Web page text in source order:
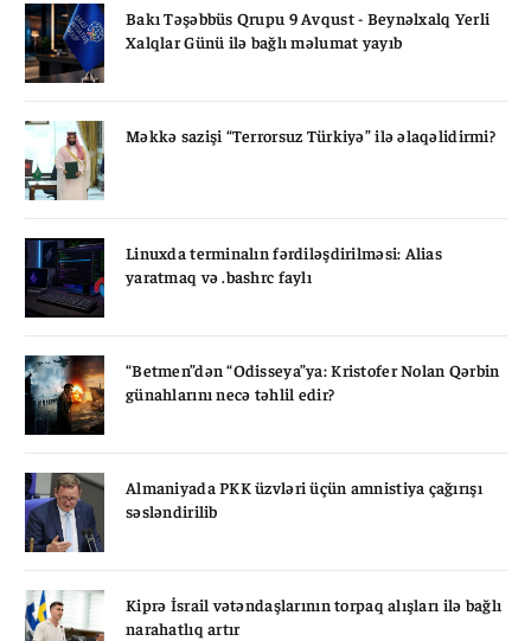
Bakı Təşəbbüs Qrupu 9 Avqust - Beynəlxalq Yerli
Xalqlar Günü ilə bağlı məlumat yayıb
Məkkə sazişi “Terrorsuz Türkiyə” ilə əlaqəlidirmi?
Linuxda terminalın fərdiləşdirilməsi: Alias
yaratmaq və .bashrc faylı
“Betmen”dən “Odisseya”ya: Kristofer Nolan Qərbin
günahlarını necə təhlil edir?
Almaniyada PKK üzvləri üçün amnistiya çağırışı
səsləndirilib
Kiprə İsrail vətəndaşlarının torpaq alışları ilə bağlı
narahatlıq artır